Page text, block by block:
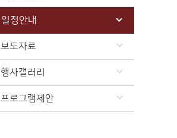
일정안내
보도자료
행사갤러리
프로그램제안